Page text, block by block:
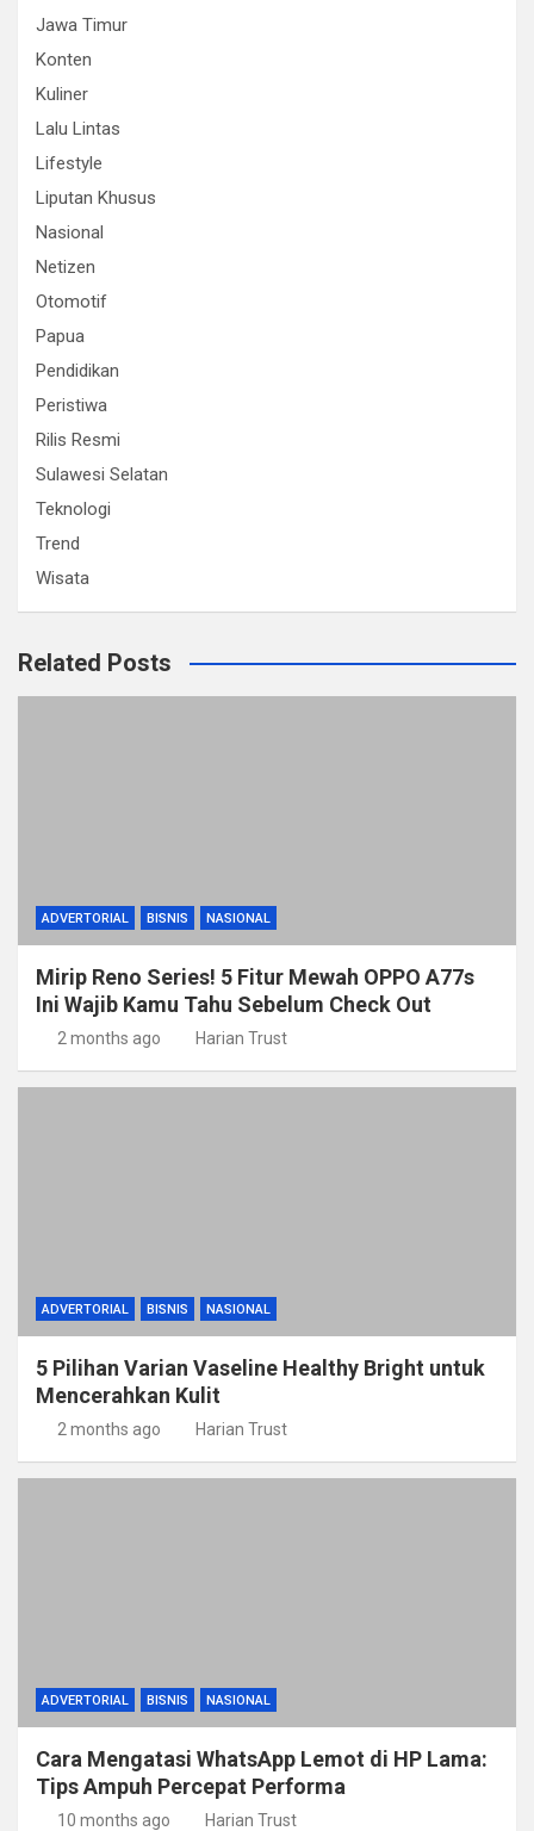
Jawa Timur
Konten
Kuliner
Lalu Lintas
Lifestyle
Liputan Khusus
Nasional
Netizen
Otomotif
Papua
Pendidikan
Peristiwa
Rilis Resmi
Sulawesi Selatan
Teknologi
Trend
Wisata
Related Posts
ADVERTORIAL BISNIS NASIONAL
Mirip Reno Series! 5 Fitur Mewah OPPO A77s
Ini Wajib Kamu Tahu Sebelum Check Out
2 months ago Harian Trust
ADVERTORIAL BISNIS NASIONAL
5 Pilihan Varian Vaseline Healthy Bright untuk
Mencerahkan Kulit
2 months ago Harian Trust
ADVERTORIAL BISNIS NASIONAL
Cara Mengatasi WhatsApp Lemot di HP Lama:
Tips Ampuh Percepat Performa
10 months ago Harian Trust